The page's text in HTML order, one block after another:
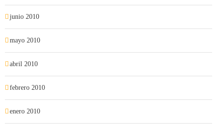
junio 2010
mayo 2010
abril 2010
febrero 2010
enero 2010